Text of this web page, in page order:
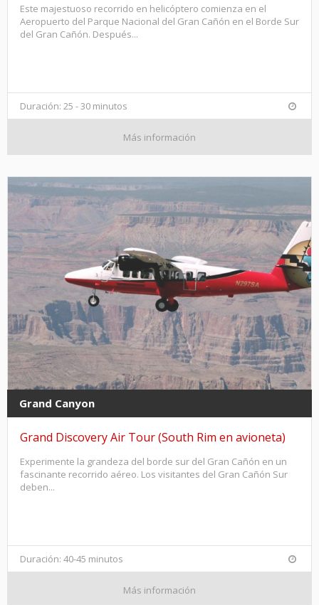
Este majestuoso recorrido en helicóptero comienza en el
Aeropuerto del Parque Nacional del Gran Cañón en el Borde Sur
del Gran Cañón. Después...
Duración: 25 - 30 minutos
Más información
Grand Canyon
Grand Discovery Air Tour (South Rim en avioneta)
Experimente la grandeza del borde sur del Gran Cañón en un
fascinante recorrido aéreo. Los visitantes del Gran Cañón Sur
deben...
Duración: 40-45 minutos
Más información